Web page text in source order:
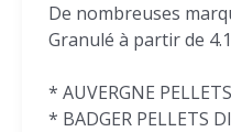
De nombreuses
Granulé à partir de
* AUVERGNE
* BADGER PELLETS